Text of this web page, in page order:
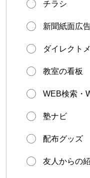
チラシ
新聞紙面広
ダイレクト
教室の看板
WEB検索・
塾ナビ
配布グッズ
友人からの